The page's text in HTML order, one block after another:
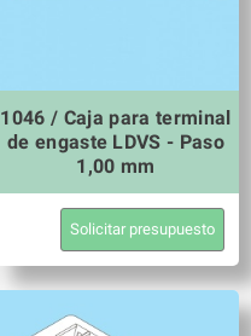
1046 / Caja para terminal
de engaste LDVS - Paso
1,00 mm
Solicitar presupuesto